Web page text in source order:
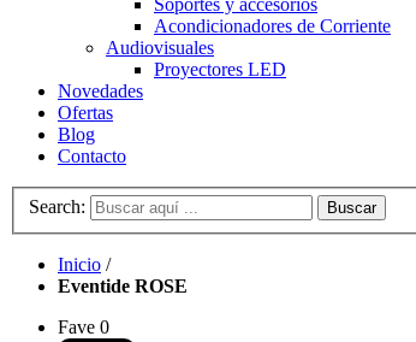
Acondicionadores de Corriente
Audiovisuales
Proyectores LED
Novedades
Ofertas
Blog
Contacto
Search: Buscar
Inicio /
Eventide ROSE
Fave 0